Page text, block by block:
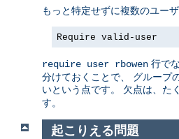
もっと特定せずに複数のユー
Require valid-user
require user rbowen 行で
分けておくことで、 グループ
いという点です。 欠点は、た
す。
起こりえる問題